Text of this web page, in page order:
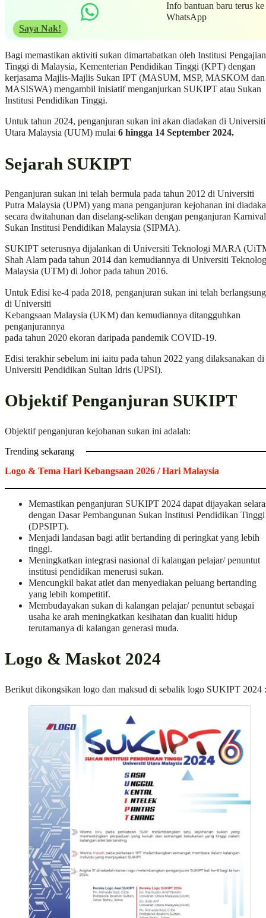
Info bantuan baru terus ke
WhatsApp
Saya Nak!
Bagi memastikan aktiviti sukan dimartabatkan oleh Institusi Pengajian
Tinggi di Malaysia, Kementerian Pendidikan Tinggi (KPT) dengan
kerjasama Majlis-Majlis Sukan IPT (MASUM, MSP, MASKOM dan
MASISWA) mengambil inisiatif menganjurkan SUKIPT atau Sukan
Institusi Pendidikan Tinggi.
Untuk tahun 2024, penganjuran sukan ini akan diadakan di Universiti
Utara Malaysia (UUM) mulai 6 hingga 14 September 2024.
Sejarah SUKIPT
Penganjuran sukan ini telah bermula pada tahun 2012 di Universiti
Putra Malaysia (UPM) yang mana penganjuran kejohanan ini
secara dwitahunan dan diselang-selikan dengan penganjuran Karnival
Sukan Institusi Pendidikan Malaysia (SIPMA).
SUKIPT seterusnya dijalankan di Universiti Teknologi MARA
Shah Alam pada tahun 2014 dan kemudiannya di Universiti
Malaysia (UTM) di Johor pada tahun 2016.
Untuk Edisi ke-4 pada 2018, penganjuran sukan ini telah berlangsung
di Universiti
Kebangsaan Malaysia (UKM) dan kemudiannya ditangguhkan
penganjurannya
pada tahun 2020 ekoran daripada pandemik COVID-19.
Edisi terakhir sebelum ini iaitu pada tahun 2022 yang dilaksanakan di
Universiti Pendidikan Sultan Idris (UPSI).
Objektif Penganjuran SUKIPT
Objektif penganjuran kejohanan sukan ini adalah:
Trending sekarang
Logo & Tema Hari Kebangsaan 2026 / Hari Malaysia
Memastikan penganjuran SUKIPT 2024 dapat dijayakan
dengan Dasar Pembangunan Sukan Institusi Pendidikan Tinggi
(DPSIPT).
Menjadi landasan bagi atlit bertanding di peringkat yang lebih
tinggi.
Meningkatkan integrasi nasional di kalangan pelajar/ penuntut
institusi pendidikan menerusi sukan.
Mencungkil bakat atlet dan menyediakan peluang bertanding
yang lebih kompetitif.
Membudayakan sukan di kalangan pelajar/ penuntut sebagai
usaha ke arah meningkatkan kesihatan dan kualiti hidup
terutamanya di kalangan generasi muda.
Logo & Maskot 2024
Berikut dikongsikan logo dan maksud di sebalik logo SUKIPT 2024 :